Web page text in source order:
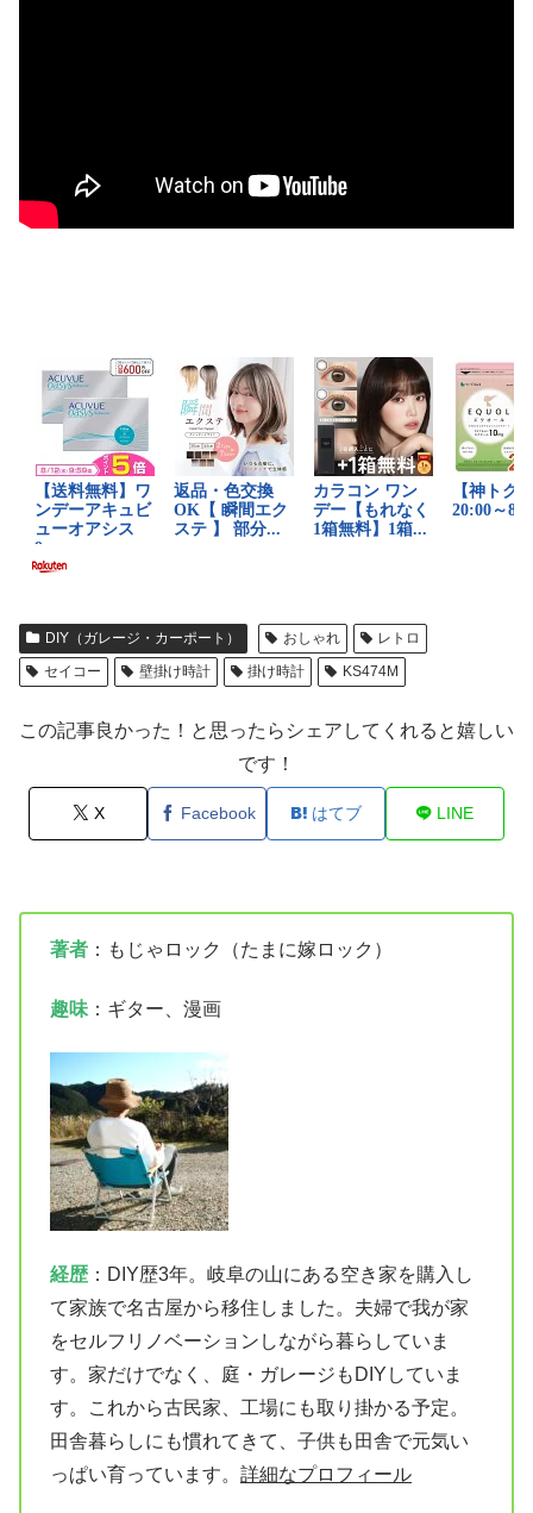
DIY（ガレージ・カーポート） おしゃれ
レトロ
セイコー
壁掛け時計 掛け時計 KS474M
この記事良かった！と思ったらシェアしてくれると嬉しい
です！
X Facebook はてブ LINE
著者 ：もじゃロック（たまに嫁ロック）
趣味 ：ギター、漫画
経歴 ：DIY歴3年。岐阜の山にある空き家を購入し
て家族で名古屋から移住しました。夫婦で我が家
をセルフリノベーションしながら暮らしていま
す。家だけでなく、庭・ガレージもDIYしていま
す。これから古民家、工場にも取り掛かる予定。
田舎暮らしにも慣れてきて、子供も田舎で元気い
っぱい育っています。 詳細なプロフィール